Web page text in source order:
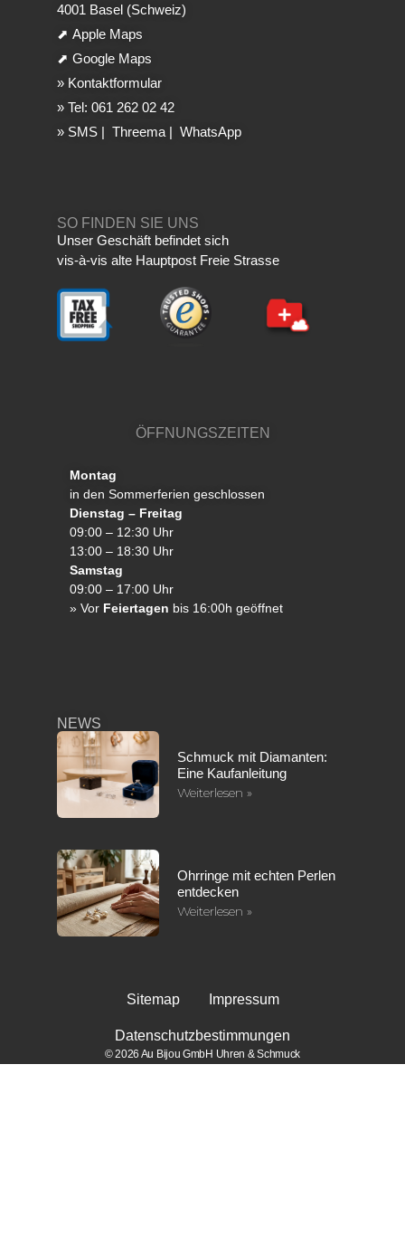
4001 Basel (Schweiz)
⬈ Apple Maps
⬈ Google Maps
» Kontaktformular
» Tel: 061 262 02 42
» SMS| Threema| WhatsApp
SO FINDEN SIE UNS
Unser Geschäft befindet sich
vis-à-vis alte Hauptpost Freie Strasse
ÖFFNUNGSZEITEN
Montag
in den Sommerferien geschlossen
Dienstag – Freitag
09:00 – 12:30 Uhr
13:00 – 18:30 Uhr
Samstag
09:00 – 17:00 Uhr
» Vor Feiertagen bis 16:00h geöffnet
NEWS
Schmuck mit Diamanten:
Eine Kaufanleitung
Weiterlesen »
Ohrringe mit echten Perlen
entdecken
Weiterlesen »
Sitemap Impressum
Datenschutzbestimmungen
© 2026 Au Bijou GmbH Uhren & Schmuck